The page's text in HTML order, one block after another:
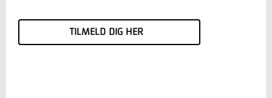
TILMELD DIG HER